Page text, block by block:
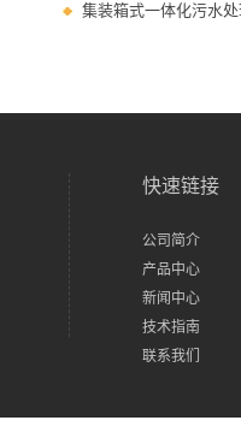
集装箱式一体化污水
快速链接
公司简介
产品中心
新闻中心
技术指南
联系我们